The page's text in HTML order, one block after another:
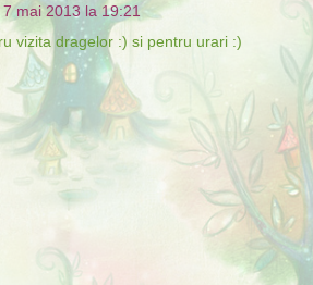
7 mai 2013 la 19:21
vizita dragelor :) si pentru urari :)